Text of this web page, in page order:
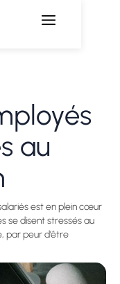
au
est en plein cœur
se disent stressés au
par peur d’être